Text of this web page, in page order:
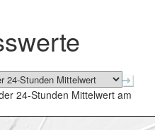
schließen
24-Stunden Mittelwert am